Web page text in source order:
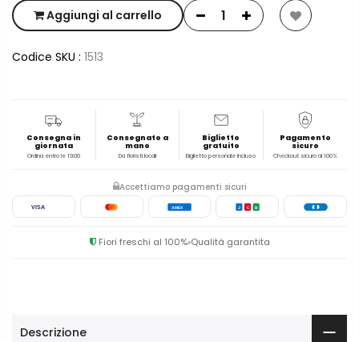
Aggiungi al carrello
Codice SKU : 1513
Consegna in
giornata
Ordina entro le 19:00
Consegnato a
mano
Da fioristi locali
Biglietto
gratuito
Biglietto personale incluso
Pagamento
sicuro
Checkout sicuro al 100%
Accettiamo pagamenti sicuri
VISA AMEX J C B
Fiori freschi al 100% Qualità garantita
Descrizione